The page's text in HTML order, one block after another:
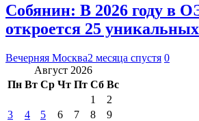
Собянин: В 2026 году в
откроется 25
Вечерняя Москва2 месяца спустя 0
Август 2026
Пн Вт Ср Чт Пт Сб Вс
1
2
3
4 5 6 7 8
9